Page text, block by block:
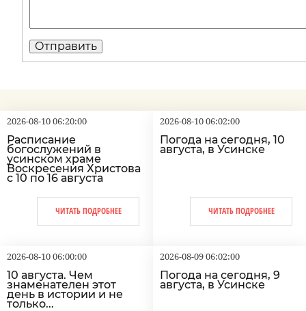
2026-08-10 06:20:00
Расписание
богослужений в
усинском храме
Воскресения Христова
с 10 по 16 августа
ЧИТАТЬ ПОДРОБНЕЕ
2026-08-10 06:02:00
Погода на сегодня, 10
августа, в Усинске
ЧИТАТЬ ПОДРОБНЕЕ
2026-08-10 06:00:00
10 августа. Чем
знаменателен этот
день в истории и не
только...
2026-08-09 06:02:00
Погода на сегодня, 9
августа, в Усинске